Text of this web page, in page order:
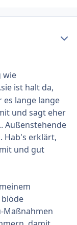
wie
ist halt da,
lange lange
und sagt eher
Außenstehende
Hab's erklärt,
und gut
Maßnahmen